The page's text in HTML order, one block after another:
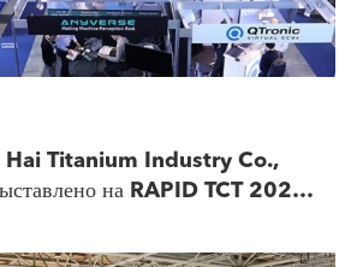
Hai Titanium Industry Co.,
на RAPID TCT 2025 в